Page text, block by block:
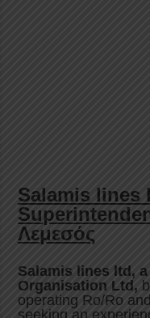
Salamis lines
Λεμεσός
Salamis lines ltd,
Organisation Ltd,
operating Ro/Ro
seeking an